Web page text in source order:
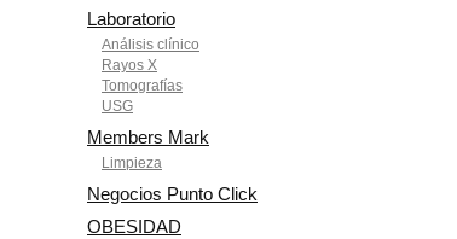
Laboratorio
Análisis clínico
Rayos X
Tomografías
USG
Members Mark
Limpieza
Negocios Punto Click
OBESIDAD